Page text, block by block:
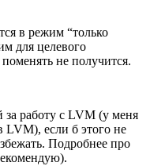
в режим “только
для целевого
не получится.
работу с LVM (у меня
LVM), если б этого не
Подробнее про